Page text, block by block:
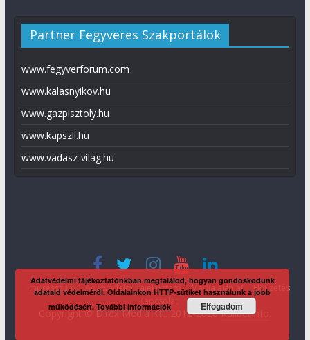
Partner Fegyveres Szakportálok
www.fegyverforum.com
www.kalasnyikov.hu
www.gazpisztoly.hu
www.kapszli.hu
www.vadasz-vilag.hu
Impresszum Adatvédelmi tájékoztató Média ajánlat
Előfizetés
Copyright © Direx Média Kft. 2012-2026KaliberInfo
Adatvédelmi tájékoztatónkban megtalálod, hogyan gondoskodunk
adataid védelméről. Oldalainkon HTTP-sütiket használunk a jobb
működésért.További információk Elfogadom